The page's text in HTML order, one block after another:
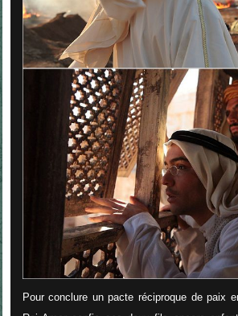
Pour conclure un pacte réciproque de paix